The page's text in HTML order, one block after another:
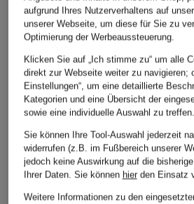
+Aktionsrabatt
JEANNE BARET
Cargohose ACACIA
99,99 €
Bestpreis:
84,99 €
Ursprünglich:130 €
+Aktionsrabatt
Marc O'Polo
Marlenehose
WIDE
69,99 €
Ursprünglich:
aufgrund Ihres Nutzerverhaltens auf
unserer Webseite, um diese für Sie zu
Optimierung der Werbeaussteuerung.
Klicken Sie auf „Ich stimme zu“ um alle
direkt zur Webseite weiter zu navigieren;
Einstellungen“, um eine detaillierte
Kategorien und eine Übersicht der
sowie eine individuelle Auswahl zu treffen.
Sie können Ihre Tool-Auswahl jederzeit
widerrufen (z.B. im Fußbereich unserer
jedoch keine Auswirkung auf die
Ihrer Daten. Sie können hierden Einsatz
Weitere Informationen zu den